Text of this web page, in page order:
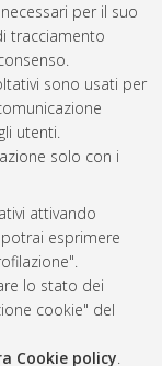
per il suo
tracciamento
sono usati per
utenti.
solo con i
attivando
esprimere
lo stato dei
cookie" del
Cookie policy.
Studio in
full-text non
8 20:37:22 2026
CEST